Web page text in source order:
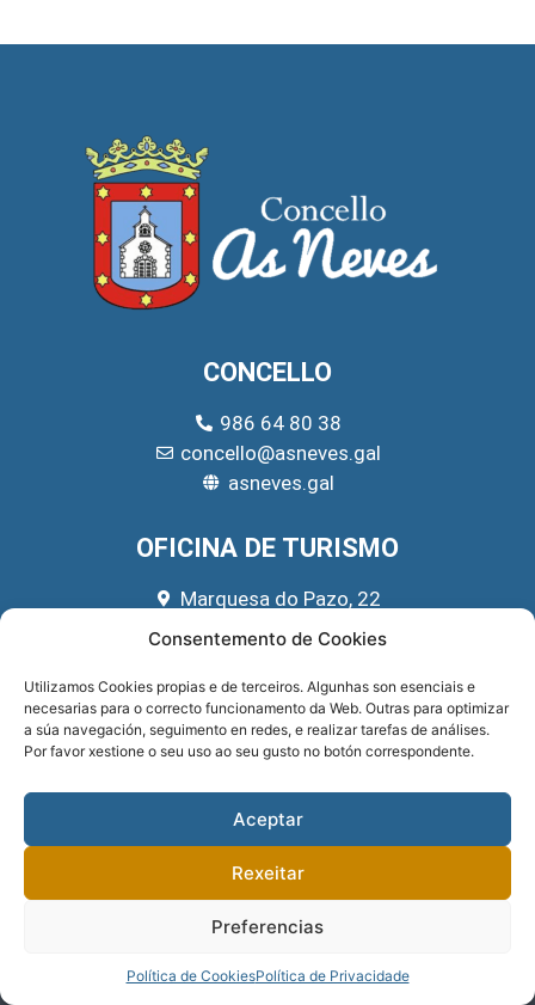
Consentemento de Cookies
Utilizamos Cookies propias e de terceiros. Algunhas son esenciais e
necesarias para o correcto funcionamento da Web. Outras para optimizar
a súa navegación, seguimento en redes, e realizar tarefas de análises.
Por favor xestione o seu uso ao seu gusto no botón correspondente.
Aceptar
Rexeitar
Preferencias
Política de CookiesPolítica de Privacidade
CONCELLO
986 64 80 38
concello@asneves.gal
asneves.gal
OFICINA DE TURISMO
Marquesa do Pazo, 22
666 39 45 65
REDES SOCIAIS
DEPUTACIÓN DE PONTEVEDRA .PRIVACIDADE